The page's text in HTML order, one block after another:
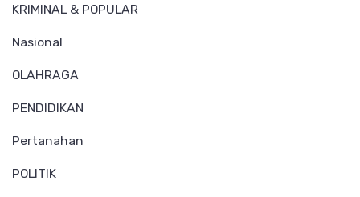
KRIMINAL & POPULAR
Nasional
OLAHRAGA
PENDIDIKAN
Pertanahan
POLITIK